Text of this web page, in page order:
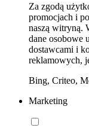
Za zgodą
promocjach i
naszą witryną.
dane osobowe
dostawcami i
reklamowych,
Bing, Criteo,
Marketing